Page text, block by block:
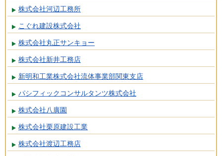
株式会社河辺工務所
こぐれ建設株式会社
株式会社丸正サンキョー
株式会社新井工務店
新明和工業株式会社流体事業部関東支店
パシフィックコンサルタンツ株式会社
株式会社八廣園
株式会社栗原建設工業
株式会社渡辺工務店